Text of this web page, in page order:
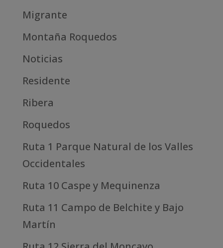
Migrante
Montaña Roquedos
Noticias
Residente
Ribera
Roquedos
Ruta 1 Parque Natural de los Valles
Occidentales
Ruta 10 Caspe y Mequinenza
Ruta 11 Campo de Belchite y Bajo
Martín